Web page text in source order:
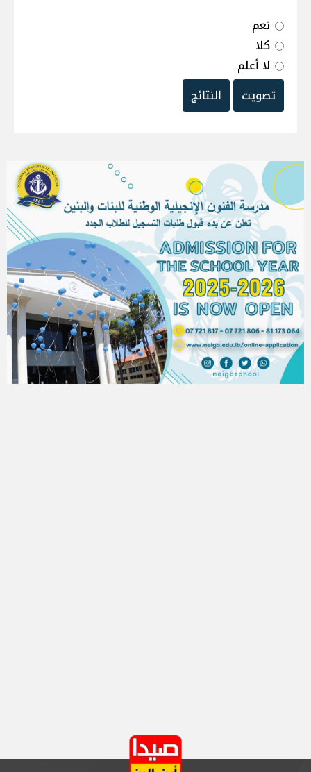
نعم
كلا
لا أعلم
تصويت
النتائج